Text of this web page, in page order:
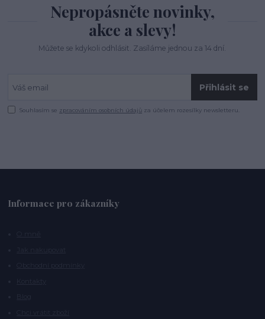
Nepropásněte novinky,
akce a slevy!
Můžete se kdykoli odhlásit. Zasíláme jednou za 14 dní.
Přihlásit se
Souhlasím se zpracováním osobních údajů za účelem rozesílky newsletteru.
Informace pro zákazníky